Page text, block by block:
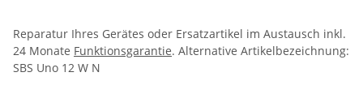
Reparatur Ihres Gerätes oder Ersatzartikel im Austausch inkl.
24 Monate Funktionsgarantie. Alternative Artikelbezeichnung:
SBS Uno 12 W N